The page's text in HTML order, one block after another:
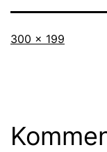
Originalgröße
300 × 199